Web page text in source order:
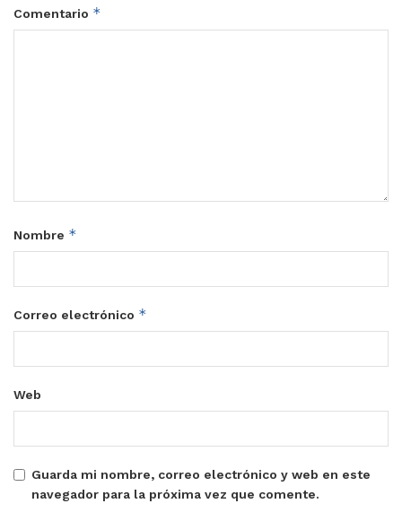
Comentario *
Nombre *
Correo electrónico *
Web
Guarda mi nombre, correo electrónico y web en este
navegador para la próxima vez que comente.